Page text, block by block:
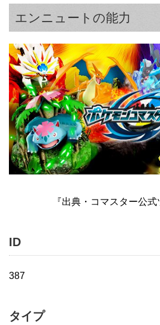
エンニュートの能力
『出典・コマスター公式
ID
387
タイプ